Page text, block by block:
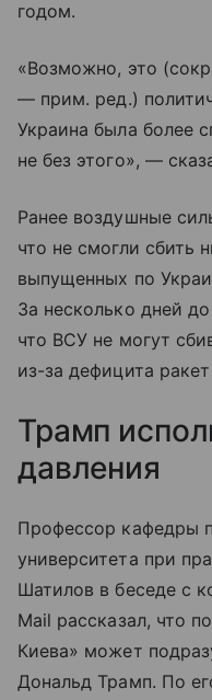
годом.
«Возможно, это
— прим. ред.)
Украина была более
не без этого», —
Ранее воздушные
что не смогли сбить
выпущенных по
За несколько дней
что ВСУ не могут
из-за дефицита
Трамп
давления
Профессор кафедры
университета при
Шатилов в беседе с
Mail рассказал, что
Киева» может
Дональд Трамп. По